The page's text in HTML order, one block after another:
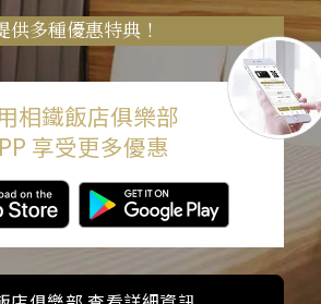
供多種優惠特典！
相鐵飯店俱樂部
享受更多優惠